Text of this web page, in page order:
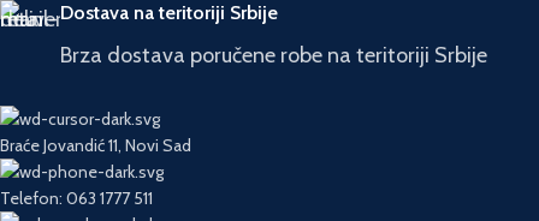
Dostava na teritoriji Srbije
Brza dostava poručene robe na teritoriji Srbije
Braće Jovandić 11, Novi Sad
Telefon: 063 1777 511